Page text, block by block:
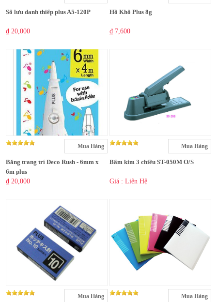
Sổ lưu danh thiếp plus A5-120P
₫ 20,000
Hồ Khô Plus 8g
₫ 7,600
Mua Hàng
Băng trang trí Deco Rush - 6mm x
6m plus
₫ 20,000
Mua Hàng
Bấm kim 3 chiều ST-050M O/S
Giá : Liên Hệ
Mua Hàng Mua Hàng